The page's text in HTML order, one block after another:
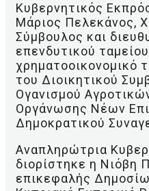
Κυβερνητικός
Μάριος Πελεκάνος,
Σύμβουλος και
επενδυτικού
χρηματοοικονομικό
του Διοικητικού
Ογανισμού
Οργάνωσης Νέων
Δημοκρατικού
Αναπληρώτρια
διορίστηκε η Νιόβη
επικεφαλής